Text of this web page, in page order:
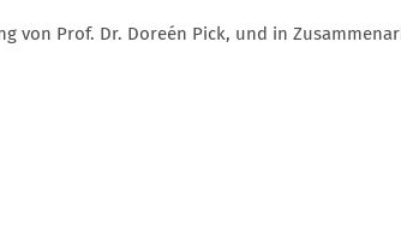
von Prof. Dr. Doreén Pick, und in